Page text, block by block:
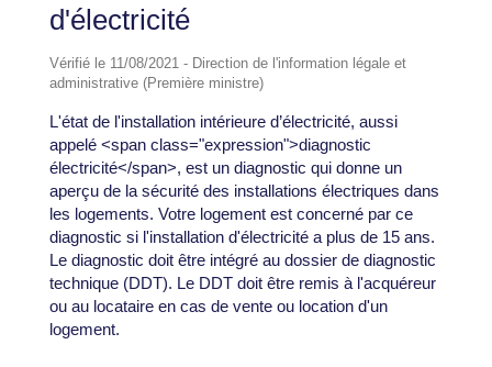
d'électricité
Vérifié le 11/08/2021 - Direction de l'information légale et
administrative (Première ministre)
L'état de l'installation intérieure d’électricité, aussi
appelé <span class="expression">diagnostic
électricité</span>, est un diagnostic qui donne un
aperçu de la sécurité des installations électriques dans
les logements. Votre logement est concerné par ce
diagnostic si l'installation d'électricité a plus de 15 ans.
Le diagnostic doit être intégré au dossier de diagnostic
technique (DDT). Le DDT doit être remis à l'acquéreur
ou au locataire en cas de vente ou location d'un
logement.